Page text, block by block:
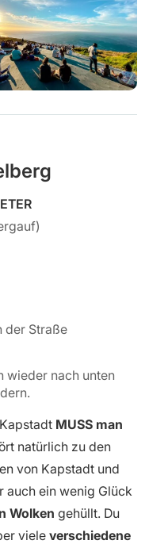
der Straße
wieder nach unten
MUSS man
natürlich zu den
von Kapstadt und
auch ein wenig Glück
Wolken gehüllt. Du
viele verschiedene